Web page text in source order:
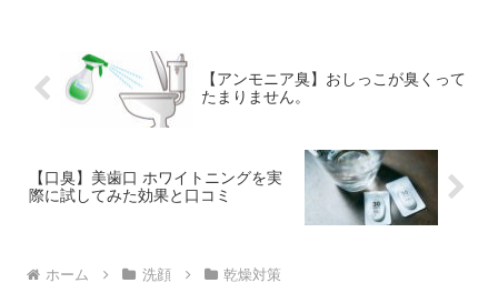
【アンモニア臭】おしっこが臭くって
たまりません。
【口臭】美歯口 ホワイトニングを実
際に試してみた効果と口コミ
ホーム 洗顔 乾燥対策